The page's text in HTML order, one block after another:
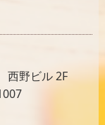
野ビル 2F